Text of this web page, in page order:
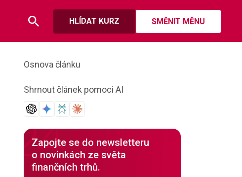
HLÍDAT KURZ SMĚNIT MĚNU
Osnova článku
Shrnout článek pomoci AI
Zapojte se do newsletteru
o novinkách ze světa
finančních trhů.